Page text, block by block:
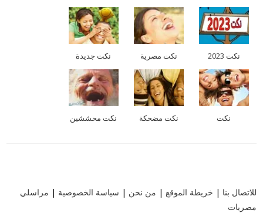
نكت 2023 نكت مصرية نكت جديدة
نكت نكت مضحكة نكت محششين
للاتصال بنا | خريطة الموقع | من نحن | سياسة الخصوصية | مراسلي
مصريات